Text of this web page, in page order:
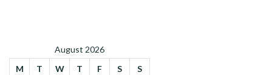
August 2026
M
T W T F S S